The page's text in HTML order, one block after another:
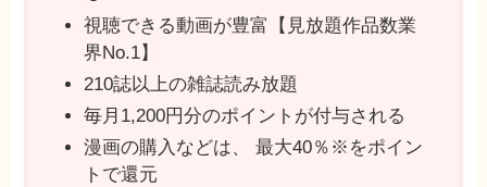
視聴できる動画が豊富【見放題作品数業
界No.1】
210誌以上の雑誌読み放題
毎月1,200円分のポイントが付与される
漫画の購入などは、 最⼤40％※をポイン
トで還元